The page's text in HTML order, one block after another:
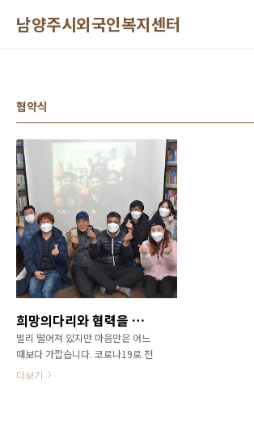
남양주시외국인복지센터
협약식
희망의다리와 협력을 위한 협약식
멀리 떨어져 있지만 마음만은 어느
때보다 가깝습니다. 코로나19로 전
세계가 몸살을 앓고 있는 가운데에서
더보기